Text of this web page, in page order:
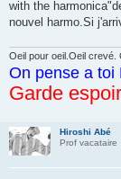
a
g
with the
nouvel harmo.Si
Oeil pour oeil.Oeil crevé.
On pense a toi
Garde espoir
Hiroshi Abé
Prof vacataire